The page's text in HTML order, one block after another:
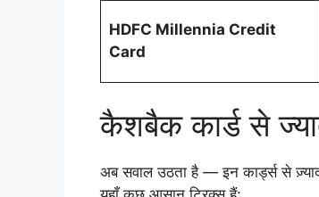
HDFC Millennia Credit
Card
कैशबैक कार्ड से
अब सवाल उठता है — इन कार्ड्स से